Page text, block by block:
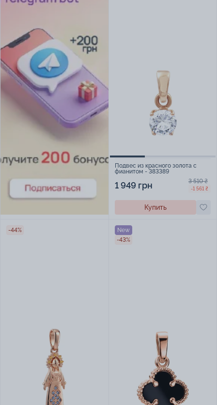
Подвес из красного золота с
фианитом - 383389
1 949 грн 3 510 ₴
-1 561 ₴
Купить
-44%
New
-43%